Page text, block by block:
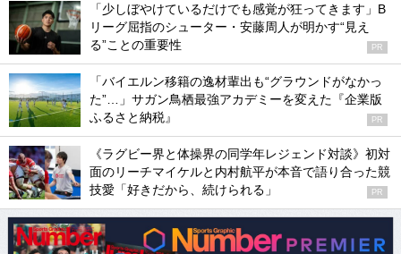
「少しぼやけているだけでも感覚が狂ってきます」B
リーグ屈指のシューター・安藤周人が明かす“見え
る”ことの重要性
PR
「バイエルン移籍の逸材輩出も“グラウンドがなかっ
た”…」サガン鳥栖最強アカデミーを変えた『企業版
ふるさと納税』
PR
《ラグビー界と体操界の同学年レジェンド対談》初対
面のリーチマイケルと内村航平が本音で語り合った競
技愛「好きだから、続けられる」
PR